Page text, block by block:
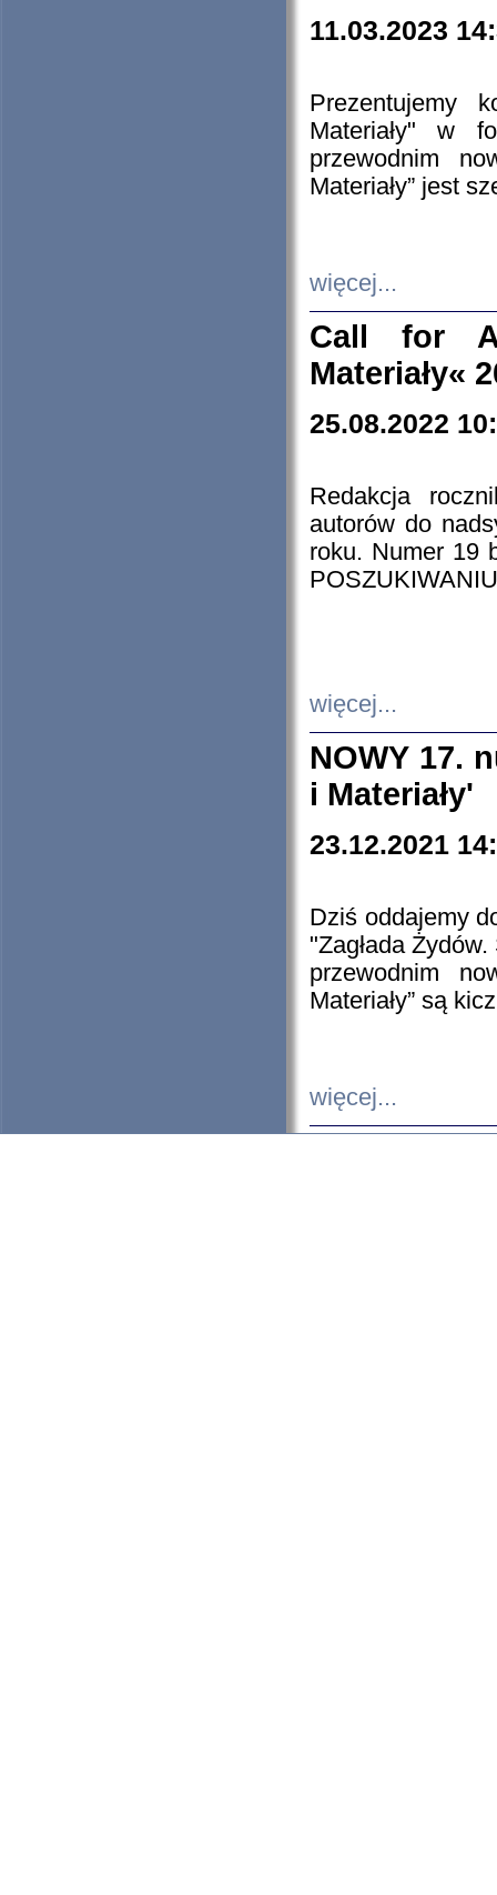
11.03.2023
Prezentujemy
Materiały" w
przewodnim
Materiały” jest
więcej...
Call for
Materiały«
25.08.2022
Redakcja
autorów do
roku. Numer 19
więcej...
NOWY 17.
i Materiały'
23.12.2021
Dziś oddajemy
"Zagłada
przewodnim
Materiały” są
więcej...